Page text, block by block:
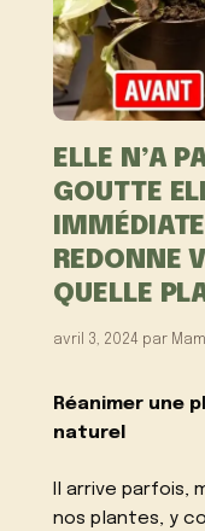
ELLE N’A
GOUTTE
REDONNE
QUELLE
avril 3, 2024 par
Réanimer une
naturel
Il arrive parfois,
nos plantes, y